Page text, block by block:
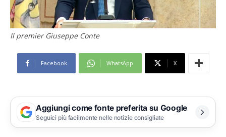
Il premier Giuseppe Conte
Facebook WhatsApp X
Aggiungi come fonte preferita su Google
Seguici più facilmente nelle notizie consigliate